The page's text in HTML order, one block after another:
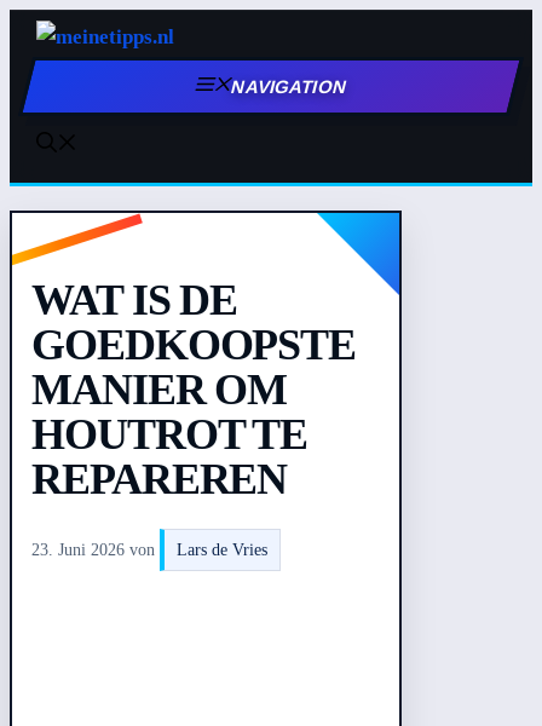
Zum
Inhalt
springen
NAVIGATION
WAT IS DE
GOEDKOOPSTE
MANIER OM
HOUTROT TE
REPAREREN
23. Juni 2026 von Lars de Vries